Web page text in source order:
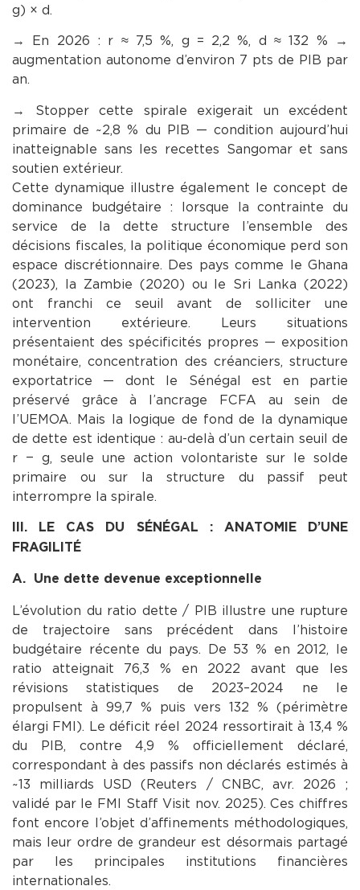
g) × d.
→ En 2026 : r ≈ 7,5 %, g = 2,2 %, d ≈ 132 % →
augmentation autonome d’environ 7 pts de PIB par
an.
→ Stopper cette spirale exigerait un excédent
primaire de ~2,8 % du PIB — condition aujourd’hui
inatteignable sans les recettes Sangomar et sans
soutien extérieur.
Cette dynamique illustre également le concept de
dominance budgétaire : lorsque la contrainte du
service de la dette structure l’ensemble des
décisions fiscales, la politique économique perd son
espace discrétionnaire. Des pays comme le Ghana
(2023), la Zambie (2020) ou le Sri Lanka (2022)
ont franchi ce seuil avant de solliciter une
intervention extérieure. Leurs situations
présentaient des spécificités propres — exposition
monétaire, concentration des créanciers, structure
exportatrice — dont le Sénégal est en partie
préservé grâce à l’ancrage FCFA au sein de
l’UEMOA. Mais la logique de fond de la dynamique
de dette est identique : au-delà d’un certain seuil de
r − g, seule une action volontariste sur le solde
primaire ou sur la structure du passif peut
interrompre la spirale.
III. LE CAS DU SÉNÉGAL : ANATOMIE D’UNE
FRAGILITÉ
A. Une dette devenue exceptionnelle
L’évolution du ratio dette / PIB illustre une rupture
de trajectoire sans précédent dans l’histoire
budgétaire récente du pays. De 53 % en 2012, le
ratio atteignait 76,3 % en 2022 avant que les
révisions statistiques de 2023–2024 ne le
propulsent à 99,7 % puis vers 132 % (périmètre
élargi FMI). Le déficit réel 2024 ressortirait à 13,4 %
du PIB, contre 4,9 % officiellement déclaré,
correspondant à des passifs non déclarés estimés à
~13 milliards USD (Reuters / CNBC, avr. 2026 ;
validé par le FMI Staff Visit nov. 2025). Ces chiffres
font encore l’objet d’affinements méthodologiques,
mais leur ordre de grandeur est désormais partagé
par les principales institutions financières
internationales.